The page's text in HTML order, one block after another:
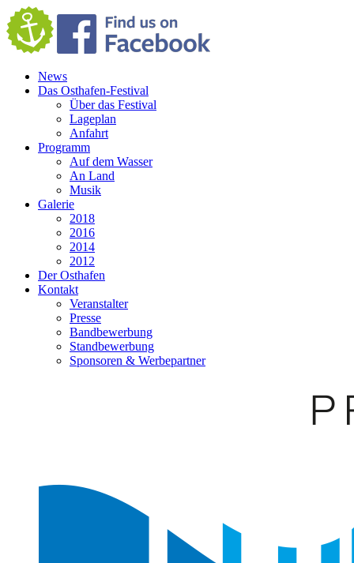
News
Das Osthafen-Festival
Über das Festival
Lageplan
Anfahrt
Programm
Auf dem Wasser
An Land
Musik
Galerie
2018
2016
2014
2012
Der Osthafen
Kontakt
Veranstalter
Presse
Bandbewerbung
Standbewerbung
Sponsoren & Werbepartner